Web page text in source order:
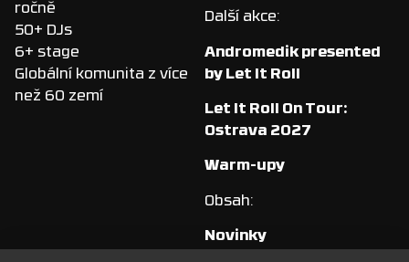
ročně
50+ DJs
6+ stage
Globální komunita z více
než 60 zemí
Další akce:
Andromedik presented
by Let It Roll
Let It Roll On Tour:
Ostrava 2027
Warm-upy
Obsah:
Novinky